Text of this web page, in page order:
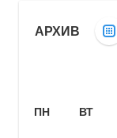
АРХИВ
ПН ВТ